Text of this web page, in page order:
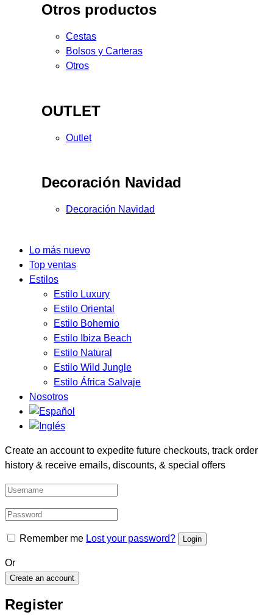
Otros productos
Cestas
Bolsos y Carteras
Otros
OUTLET
Outlet
Decoración Navidad
Decoración Navidad
Lo más nuevo
Top ventas
Estilos
Estilo Luxury
Estilo Oriental
Estilo Bohemio
Estilo Ibiza Beach
Estilo Natural
Estilo Wild Jungle
Estilo África Salvaje
Nosotros
Create an account to expedite future checkouts, track order
history & receive emails, discounts, & special offers
Remember me Lost your password?
Or
Create an account
Register